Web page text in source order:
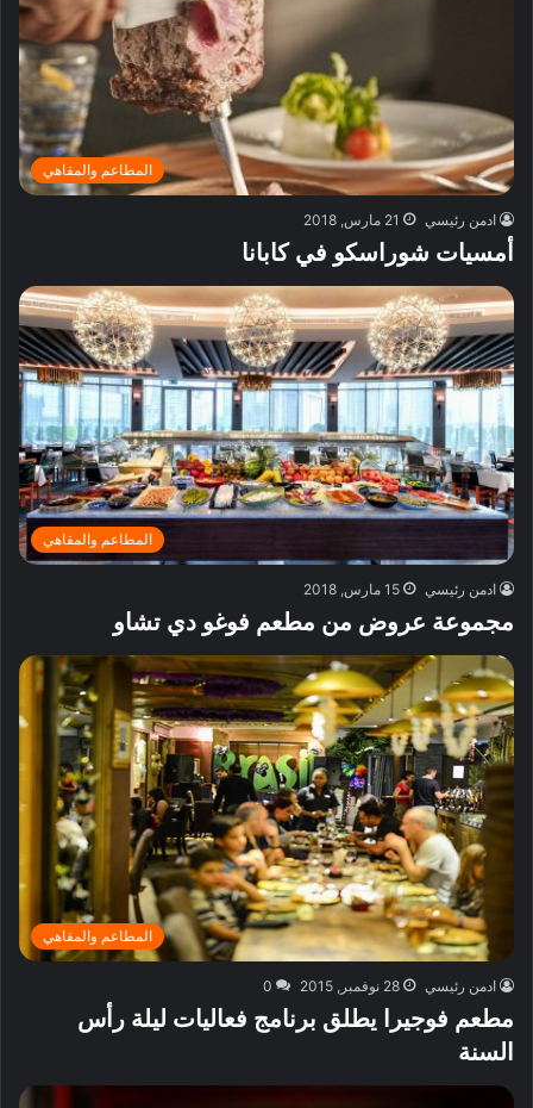
المطاعم والمقاهي
ادمن رئيسي 21 مارس, 2018
أمسيات شوراسكو في كابانا
المطاعم والمقاهي
ادمن رئيسي 15 مارس, 2018
مجموعة عروض من مطعم فوغو دي تشاو
المطاعم والمقاهي
ادمن رئيسي 28 نوفمبر, 2015 0
مطعم فوجيرا يطلق برنامج فعاليات ليلة رأس
السنة